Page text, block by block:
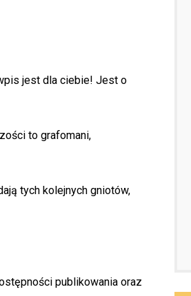
jest dla ciebie! Jest o
to grafomani,
tych kolejnych gniotów,
publikowania oraz